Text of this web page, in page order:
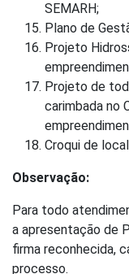
SEMARH;
Plano de
Projeto
Projeto de
carimbada no
Croqui de
Observação:
Para todo
a apresentação de
firma reconhecida,
processo.